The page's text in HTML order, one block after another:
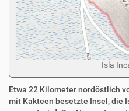
Isla
Etwa 22 Kilometer nordöstlich
mit Kakteen besetzte Insel, die